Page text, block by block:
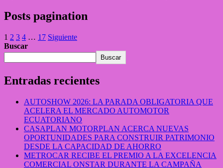
Posts pagination
1 2 3 4 … 17 Siguiente
Buscar
Buscar
Entradas recientes
AUTOSHOW 2026: LA PARADA OBLIGATORIA QUE
ACELERA EL MERCADO AUTOMOTOR
ECUATORIANO
CASAPLAN MOTORPLAN ACERCA NUEVAS
OPORTUNIDADES PARA CONSTRUIR PATRIMONIO
DESDE LA CAPACIDAD DE AHORRO
METROCAR RECIBE EL PREMIO A LA EXCELENCIA
COMERCIAL ONSTAR DURANTE LA CAMPAÑA